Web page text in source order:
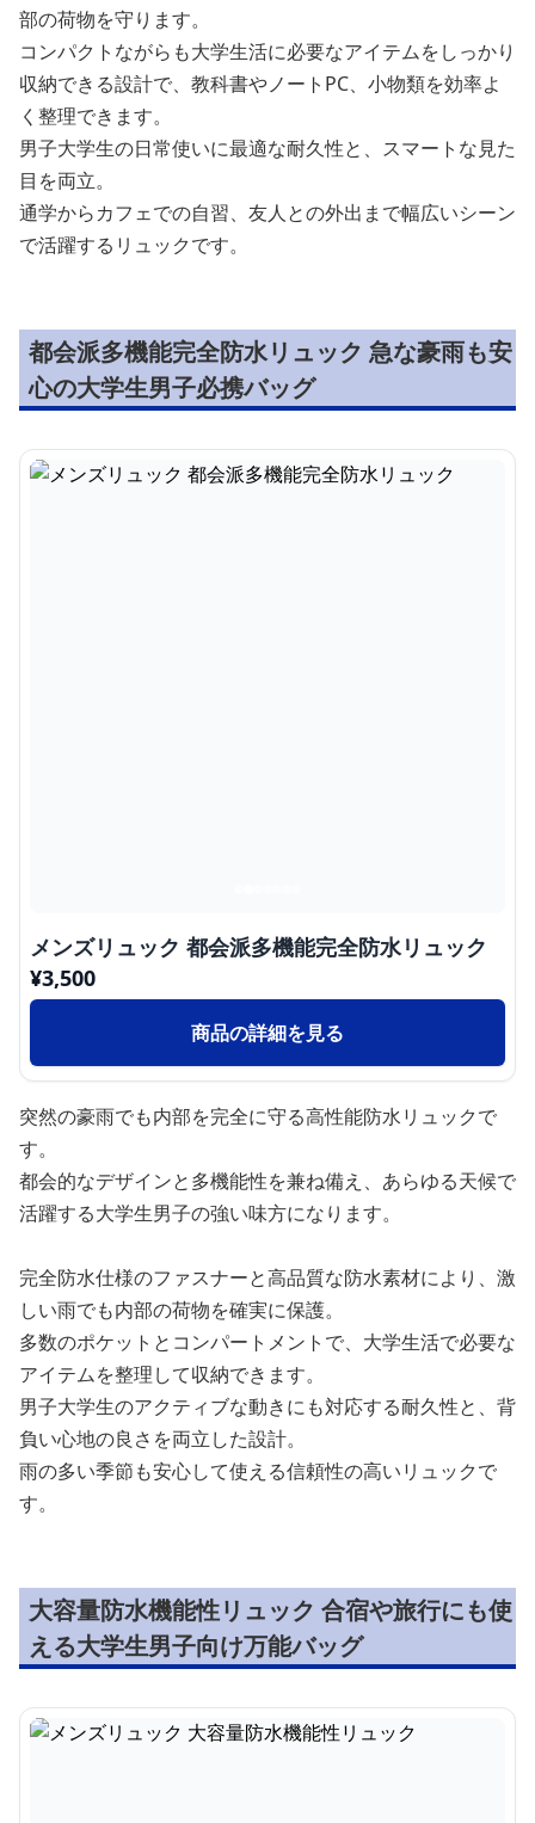
部の荷物を守ります。
コンパクトながらも大学生活に必要なアイテムをしっかり
収納できる設計で、教科書やノートPC、小物類を効率よ
く整理できます。
男子大学生の日常使いに最適な耐久性と、スマートな見た
目を両立。
通学からカフェでの自習、友人との外出まで幅広いシーン
で活躍するリュックです。
都会派多機能完全防水リュック 急な豪雨も安
心の大学生男子必携バッグ
メンズリュック 都会派多機能完全防水リュック
¥3,500
商品の詳細を見る
突然の豪雨でも内部を完全に守る高性能防水リュックで
す。
都会的なデザインと多機能性を兼ね備え、あらゆる天候で
活躍する大学生男子の強い味方になります。
完全防水仕様のファスナーと高品質な防水素材により、激
しい雨でも内部の荷物を確実に保護。
多数のポケットとコンパートメントで、大学生活で必要な
アイテムを整理して収納できます。
男子大学生のアクティブな動きにも対応する耐久性と、背
負い心地の良さを両立した設計。
雨の多い季節も安心して使える信頼性の高いリュックで
す。
大容量防水機能性リュック 合宿や旅行にも使
える大学生男子向け万能バッグ